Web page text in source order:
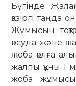
Бүгінде
қазіргі
Жұмысын
қосуда және
жоба қолға
жалпы құны 1
жоба